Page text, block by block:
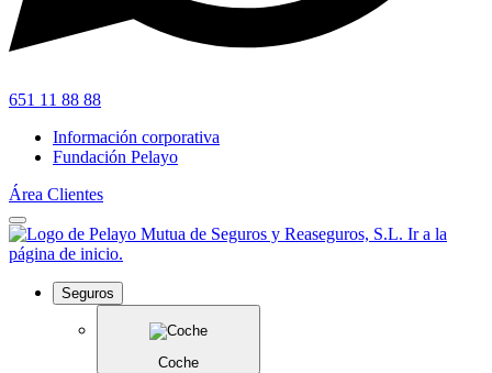
651 11 88 88
Información corporativa
Fundación Pelayo
Área Clientes
Seguros
Coche